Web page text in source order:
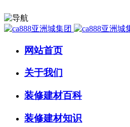
网站首页
关于我们
装修建材百科
装修建材知识